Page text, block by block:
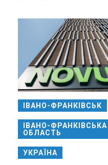
ІВАНО-ФРАНКІВСЬК
ІВАНО-ФРАНКІВСЬКА
ОБЛАСТЬ
УКРАЇНА